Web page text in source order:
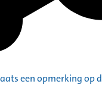
een opmerking op